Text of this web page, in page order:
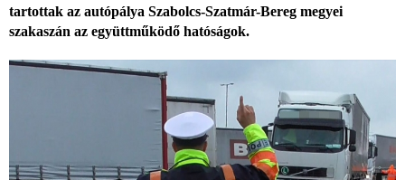
tartottak az autópálya Szabolcs-Szatmár-Bereg megyei
szakaszán az együttműködő hatóságok.